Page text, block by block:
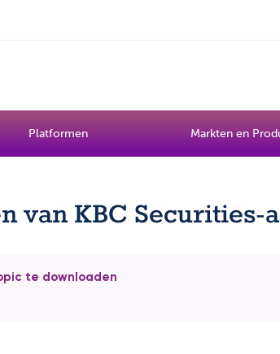
Platformen Markten en
van KBC Securities-
te downloaden